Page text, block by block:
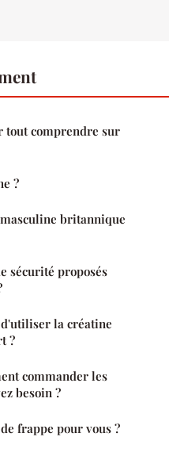
tout comprendre sur
?
britannique
sécurité proposés
la créatine
?
commander les
besoin ?
frappe pour vous ?